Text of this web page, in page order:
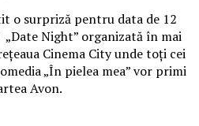
o surpriză pentru data de 12
Night” organizată în mai
Cinema City unde toți cei
„În pielea mea” vor primi
Avon.